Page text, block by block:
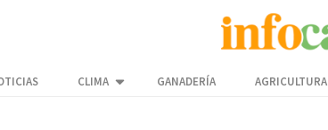
CLIMA GANADERÍA AGRICULTURA